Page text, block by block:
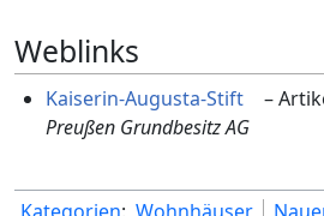
Weblinks
Kaiserin-Augusta-Stift –
Preußen Grundbesitz AG